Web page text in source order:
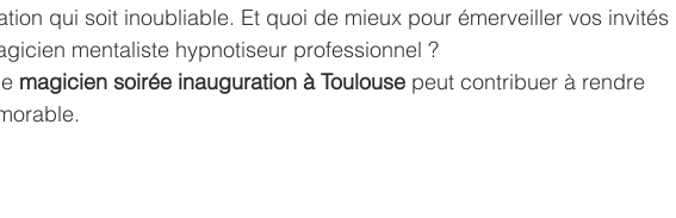
qui soit inoubliable. Et quoi de mieux pour émerveiller vos invités
mentaliste hypnotiseur professionnel ?
magicien soirée inauguration à Toulouse peut contribuer à rendre